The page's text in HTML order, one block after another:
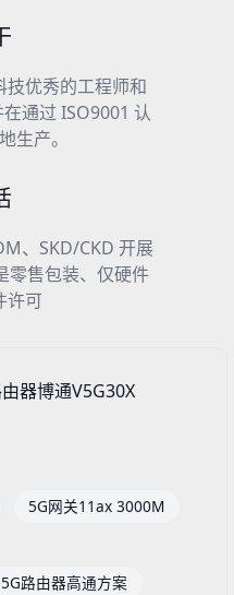
优秀的工程师和
通过 ISO9001 认
生产。
、SKD/CKD 开展
零售包装、仅硬件
许可
器博通V5G30X
5G网关11ax 3000M
5G路由器高通方案